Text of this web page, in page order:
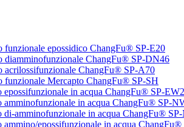
funzionale epossidico ChangFu® SP-E20
diamminofunzionale ChangFu® SP-DN46
acrilossifunzionale ChangFu® SP-A70
funzionale Mercapto ChangFu® SP-SH
epossifunzionale in acqua ChangFu® SP-
amminofunzionale in acqua ChangFu® SP-
di-amminofunzionale in acqua ChangFu®
ammino/epossifunzionale in acqua